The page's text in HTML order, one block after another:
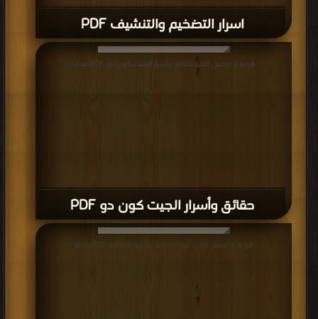
اسرار التضخيم والتنشيف PDF
حقائق وأسرار الجيت كون دو PDF
قراءة و تحميل كتاب حقائق وأسرار الجيت كون دو PDF مجانا
قراءة و تحميل كتاب ثورة جديدة للحمية الغذائية PDF مجانا